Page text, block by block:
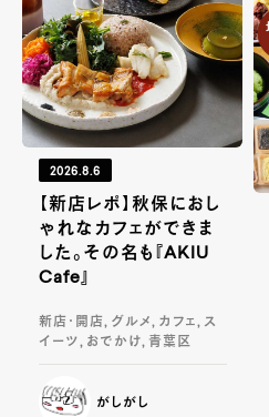
2026.8.6
【新店レポ】秋保におし
ゃれなカフェができま
した。その名も『AKIU
Cafe』
新店・開店, グルメ, カフェ, ス
イーツ, おでかけ, 青葉区
がしがし